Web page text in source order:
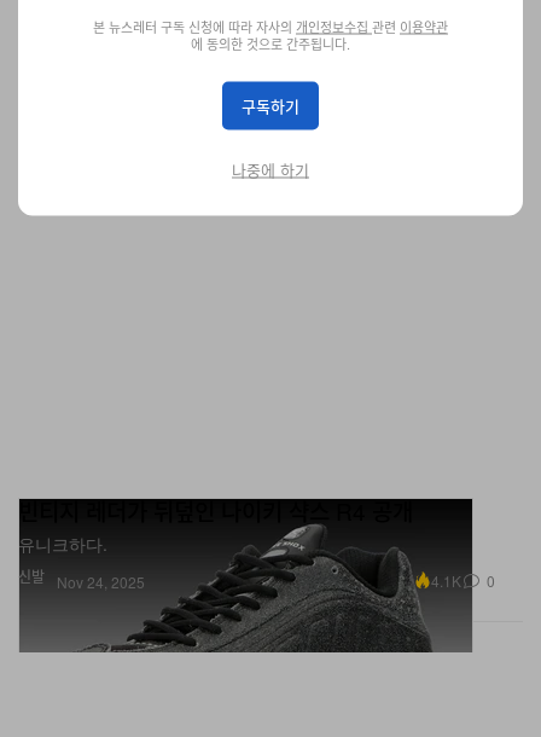
S2’ 공개
러닝용 선글라스를 찾고 있다면.
신발
빈티지 레더가 뒤덮인 나이키 샥스 R4 공개
유니크하다.
Nov 24, 2025 4.1K 0
본 뉴스레터 구독 신청에 따라 자사의 개인정보수집 관련 이용약관
에 동의한 것으로 간주됩니다.
구독하기
나중에 하기